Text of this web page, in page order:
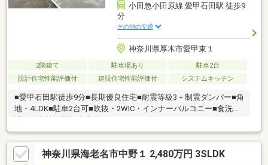
小田急小田原線 愛甲石田駅 徒歩9
分
その他の交通
神奈川県厚木市愛甲東１
2階建て 駐車場あり
駐車2台
設計住宅性能評価付
建設住宅性能評価付 システムキッチン
■愛甲石田駅徒歩9分■長期優良住宅■耐震等級3＋制震ダンパー■角
地・4LDK■駐車2台可■吹抜・2WIC・インナーバルコニー■食洗
機・浴室乾燥機標準装備
神奈川県海老名市中野１ 2,480万円 3SLDK